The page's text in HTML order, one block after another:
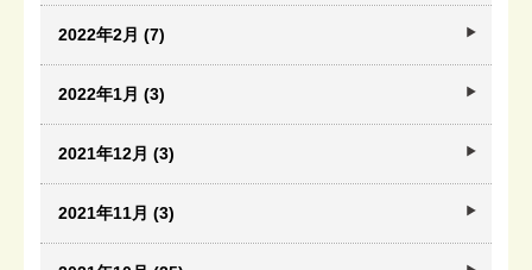
2022年2月 (7)
2022年1月 (3)
2021年12月 (3)
2021年11月 (3)